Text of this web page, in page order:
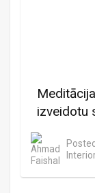
izveidotu